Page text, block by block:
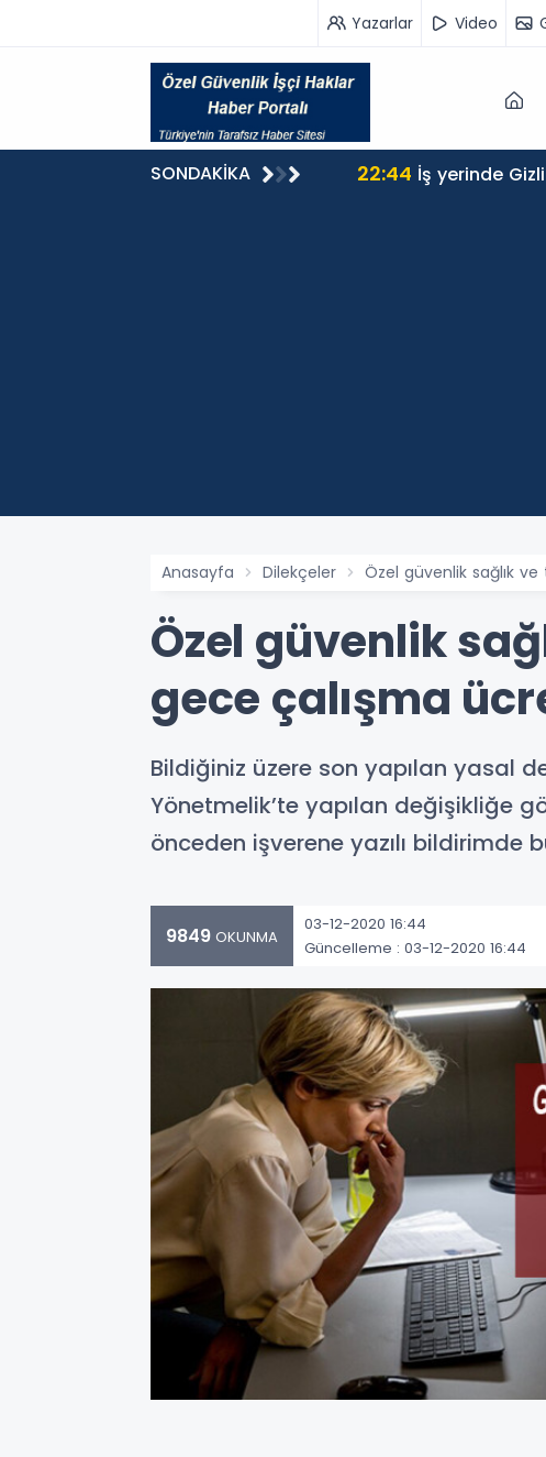
Yazarlar Video
SONDAKİKA 22:44 İş yerinde
Anasayfa Dilekçeler Özel güvenlik sağlık
Özel güvenlik
gece çalışma
Bildiğiniz üzere son yapılan yasal
Yönetmelik’te yapılan değişikliğe
önceden işverene yazılı bildirimde
9849 OKUNMA
03-12-2020 16:44
Güncelleme : 03-12-2020 16:44